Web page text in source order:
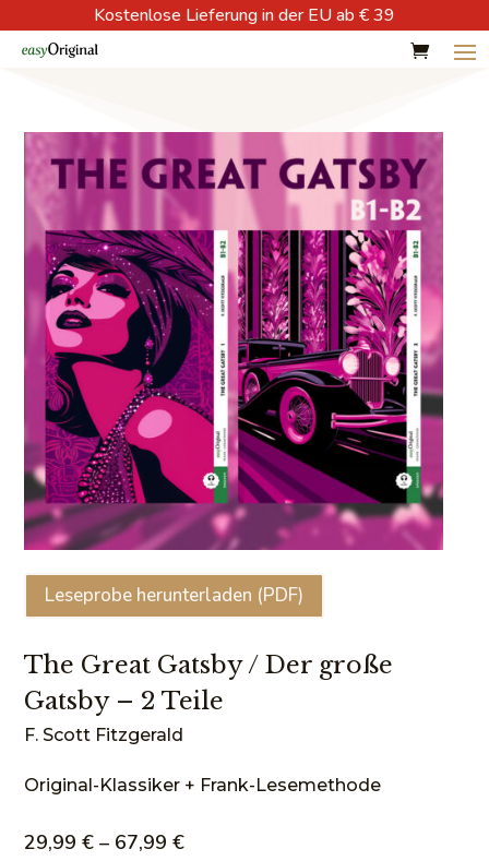
Kostenlose Lieferung in der EU ab € 39
Leseprobe herunterladen (PDF)
The Great Gatsby / Der große
Gatsby – 2 Teile
F. Scott Fitzgerald
Original-Klassiker + Frank-Lesemethode
29,99€ – 67,99€Preisspanne: